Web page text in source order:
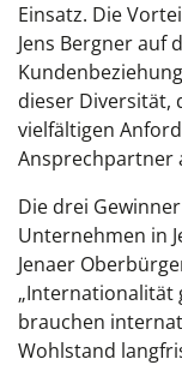
Einsatz. Die
Jens Bergner auf
dieser Diversität,
vielfältigen
Ansprechpartner
Die drei
Unternehmen in
Jenaer
„Internationalität
brauchen
Wohlstand